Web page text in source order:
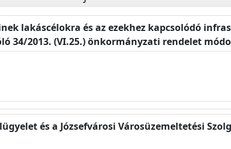
lakáscélokra és az ezekhez kapcsolódó
34/2013. (VI.25.) önkormányzati rendelet
és a Józsefvárosi Városüzemeltetési